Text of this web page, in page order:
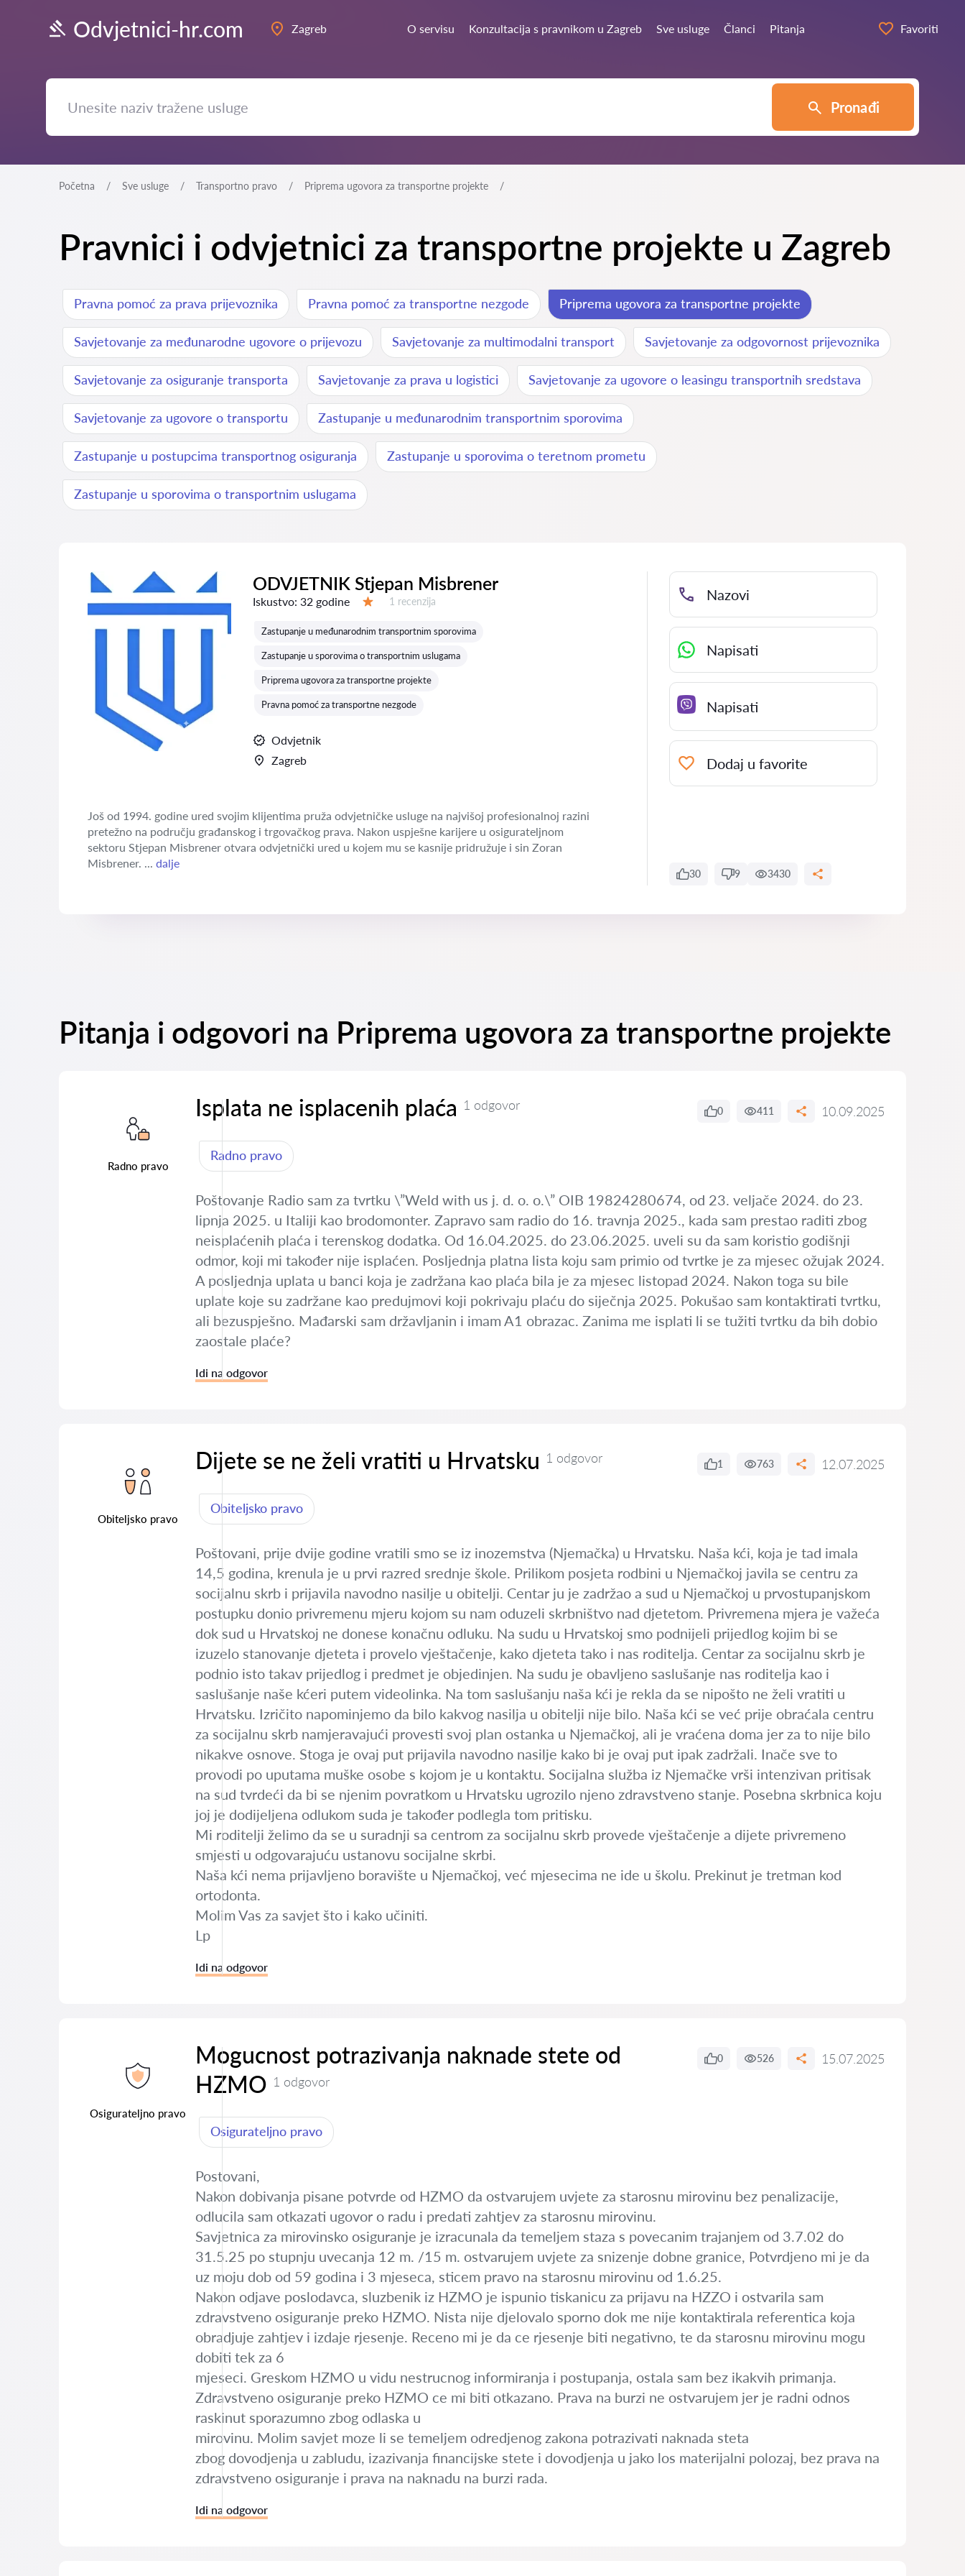
Odvjetnici-hr.com Zagreb O servisu Konzultacija s pravnikom u Zagreb Sve usluge Članci Pitanja Favoriti
Pronađi
Početna Sve usluge Transportno pravo Priprema ugovora za transportne projekte
Pravnici i odvjetnici za transportne projekte u Zagreb
Pravna pomoć za prava prijevoznika Pravna pomoć za transportne nezgode Priprema ugovora za transportne projekte
Savjetovanje za međunarodne ugovore o prijevozu Savjetovanje za multimodalni transport Savjetovanje za odgovornost prijevoznika
Savjetovanje za osiguranje transporta Savjetovanje za prava u logistici Savjetovanje za ugovore o leasingu transportnih sredstava
Savjetovanje za ugovore o transportu Zastupanje u međunarodnim transportnim sporovima
Zastupanje u postupcima transportnog osiguranja Zastupanje u sporovima o teretnom prometu
Zastupanje u sporovima o transportnim uslugama
ODVJETNIK Stjepan Misbrener
Iskustvo: 32 godine Recenzija:
1 recenzija
Zastupanje u međunarodnim transportnim sporovima
Zastupanje u sporovima o transportnim uslugama
Priprema ugovora za transportne projekte
Pravna pomoć za transportne nezgode
Odvjetnik
Zagreb
Još od 1994. godine ured svojim klijentima pruža odvjetničke usluge na najvišoj profesionalnoj razini
pretežno na području građanskog i trgovačkog prava. Nakon uspješne karijere u osigurateljnom
sektoru Stjepan Misbrener otvara odvjetnički ured u kojem mu se kasnije pridružuje i sin Zoran
Misbrener. ... dalje
Nazovi
Napisati
Napisati
Dodaj u favorite
30 9 3430
Pitanja i odgovori na Priprema ugovora za transportne projekte
Radno pravo
Isplata ne isplacenih plaća 1 odgovor 0 411 10.09.2025
Radno pravo
Poštovanje Radio sam za tvrtku \”Weld with us j. d. o. o.\” OIB 19824280674, od 23. veljače 2024. do 23.
lipnja 2025. u Italiji kao brodomonter. Zapravo sam radio do 16. travnja 2025., kada sam prestao raditi zbog
neisplaćenih plaća i terenskog dodatka. Od 16.04.2025. do 23.06.2025. uveli su da sam koristio godišnji
odmor, koji mi također nije isplaćen. Posljednja platna lista koju sam primio od tvrtke je za mjesec ožujak 2024.
A posljednja uplata u banci koja je zadržana kao plaća bila je za mjesec listopad 2024. Nakon toga su bile
uplate koje su zadržane kao predujmovi koji pokrivaju plaću do siječnja 2025. Pokušao sam kontaktirati tvrtku,
ali bezuspješno. Mađarski sam državljanin i imam A1 obrazac. Zanima me isplati li se tužiti tvrtku da bih dobio
zaostale plaće?
Idi na odgovor
Obiteljsko pravo
Dijete se ne želi vratiti u Hrvatsku 1 odgovor 1 763 12.07.2025
Obiteljsko pravo
Poštovani, prije dvije godine vratili smo se iz inozemstva (Njemačka) u Hrvatsku. Naša kći, koja je tad imala
14,5 godina, krenula je u prvi razred srednje škole. Prilikom posjeta rodbini u Njemačkoj javila se centru za
socijalnu skrb i prijavila navodno nasilje u obitelji. Centar ju je zadržao a sud u Njemačkoj u prvostupanjskom
postupku donio privremenu mjeru kojom su nam oduzeli skrbništvo nad djetetom. Privremena mjera je važeća
dok sud u Hrvatskoj ne donese konačnu odluku. Na sudu u Hrvatskoj smo podnijeli prijedlog kojim bi se
izuzelo stanovanje djeteta i provelo vještačenje, kako djeteta tako i nas roditelja. Centar za socijalnu skrb je
podnio isto takav prijedlog i predmet je objedinjen. Na sudu je obavljeno saslušanje nas roditelja kao i
saslušanje naše kćeri putem videolinka. Na tom saslušanju naša kći je rekla da se nipošto ne želi vratiti u
Hrvatsku. Izričito napominjemo da bilo kakvog nasilja u obitelji nije bilo. Naša kći se već prije obraćala centru
za socijalnu skrb namjeravajući provesti svoj plan ostanka u Njemačkoj, ali je vraćena doma jer za to nije bilo
nikakve osnove. Stoga je ovaj put prijavila navodno nasilje kako bi je ovaj put ipak zadržali. Inače sve to
provodi po uputama muške osobe s kojom je u kontaktu. Socijalna služba iz Njemačke vrši intenzivan pritisak
na sud tvrdeći da bi se njenim povratkom u Hrvatsku ugrozilo njeno zdravstveno stanje. Posebna skrbnica koju
joj je dodijeljena odlukom suda je također podlegla tom pritisku.
Mi roditelji želimo da se u suradnji sa centrom za socijalnu skrb provede vještačenje a dijete privremeno
smjesti u odgovarajuću ustanovu socijalne skrbi.
Naša kći nema prijavljeno boravište u Njemačkoj, već mjesecima ne ide u školu. Prekinut je tretman kod
ortodonta.
Molim Vas za savjet što i kako učiniti.
Lp
Idi na odgovor
Osigurateljno pravo
Mogucnost potrazivanja naknade stete od
HZMO 1 odgovor
0 526 15.07.2025
Osigurateljno pravo
Postovani,
Nakon dobivanja pisane potvrde od HZMO da ostvarujem uvjete za starosnu mirovinu bez penalizacije,
odlucila sam otkazati ugovor o radu i predati zahtjev za starosnu mirovinu.
Savjetnica za mirovinsko osiguranje je izracunala da temeljem staza s povecanim trajanjem od 3.7.02 do
31.5.25 po stupnju uvecanja 12 m. /15 m. ostvarujem uvjete za snizenje dobne granice, Potvrdjeno mi je da
uz moju dob od 59 godina i 3 mjeseca, sticem pravo na starosnu mirovinu od 1.6.25.
Nakon odjave poslodavca, sluzbenik iz HZMO je ispunio tiskanicu za prijavu na HZZO i ostvarila sam
zdravstveno osiguranje preko HZMO. Nista nije djelovalo sporno dok me nije kontaktirala referentica koja
obradjuje zahtjev i izdaje rjesenje. Receno mi je da ce rjesenje biti negativno, te da starosnu mirovinu mogu
dobiti tek za 6
mjeseci. Greskom HZMO u vidu nestrucnog informiranja i postupanja, ostala sam bez ikakvih primanja.
Zdravstveno osiguranje preko HZMO ce mi biti otkazano. Prava na burzi ne ostvarujem jer je radni odnos
raskinut sporazumno zbog odlaska u
mirovinu. Molim savjet moze li se temeljem odredjenog zakona potrazivati naknada steta
zbog dovodjenja u zabludu, izazivanja financijske stete i dovodjenja u jako los materijalni polozaj, bez prava na
zdravstveno osiguranje i prava na naknadu na burzi rada.
Idi na odgovor